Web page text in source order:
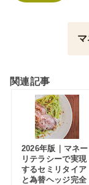
関連記事
2026年版｜マネー
リテラシーで実現
するセミリタイア
と為替ヘッジ完全